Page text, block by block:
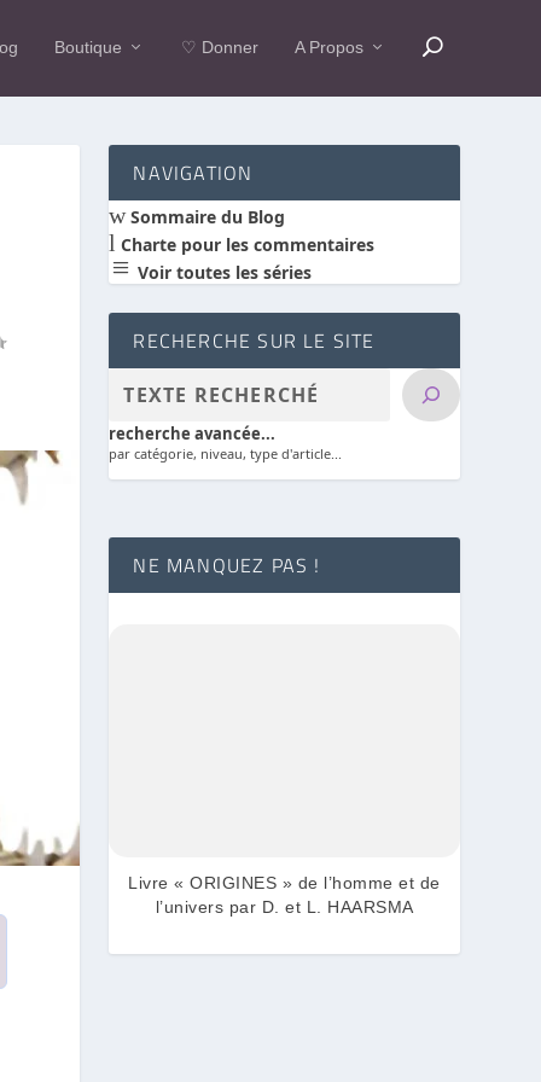
Boutique ♡ Donner A Propos
NAVIGATION
wSommaire du Blog
l Charte pour les commentaires
a Voir toutes les séries
RECHERCHE SUR LE SITE
recherche avancée...
par catégorie, niveau, type d'article...
NE MANQUEZ PAS !
Livre « ORIGINES » de l’homme et de
l’univers par D. et L. HAARSMA